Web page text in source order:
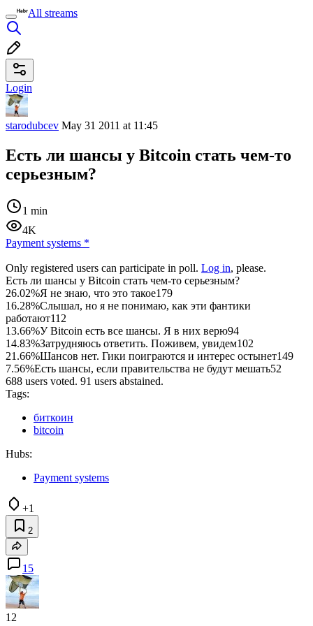
All streams
Login
starodubcev May 31 2011 at 11:45
Есть ли шансы у Bitcoin стать чем-то
серьезным?
1 min
4K
Payment systems *
Only registered users can participate in poll. Log in, please.
Есть ли шансы у Bitcoin стать чем-то серьезным?
26.02%Я не знаю, что это такое179
16.28%Слышал, но я не понимаю, как эти фантики
работают112
13.66%У Bitcoin есть все шансы. Я в них верю94
14.83%Затрудняюсь ответить. Поживем, увидем102
21.66%Шансов нет. Гики поиграются и интерес остынет149
7.56%Есть шансы, если правительства не будут мешать52
688 users voted. 91 users abstained.
Tags:
биткоин
bitcoin
Hubs:
Payment systems
+1
2
15
12